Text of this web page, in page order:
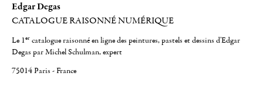
Edgar Degas
CATALOGUE RAISONNÉ NUMÉRIQUE
Le 1er catalogue raisonné en ligne des peintures, pastels et dessins d'Edgar
Degas par Michel Schulman, expert
75014 Paris - France